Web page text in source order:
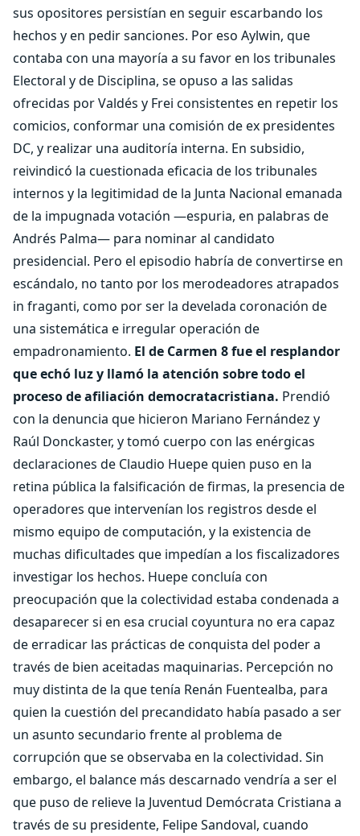
sus opositores persistían en seguir escarbando los
hechos y en pedir sanciones. Por eso Aylwin, que
contaba con una mayoría a su favor en los tribunales
Electoral y de Disciplina, se opuso a las salidas
ofrecidas por Valdés y Frei consistentes en repetir los
comicios, conformar una comisión de ex presidentes
DC, y realizar una auditoría interna. En subsidio,
reivindicó la cuestionada eficacia de los tribunales
internos y la legitimidad de la Junta Nacional emanada
de la impugnada votación —espuria, en palabras de
Andrés Palma— para nominar al candidato
presidencial. Pero el episodio habría de convertirse en
escándalo, no tanto por los merodeadores atrapados
in fraganti, como por ser la develada coronación de
una sistemática e irregular operación de
empadronamiento. El de Carmen 8 fue el resplandor
que echó luz y llamó la atención sobre todo el
proceso de afiliación democratacristiana. Prendió
con la denuncia que hicieron Mariano Fernández y
Raúl Donckaster, y tomó cuerpo con las enérgicas
declaraciones de Claudio Huepe quien puso en la
retina pública la falsificación de firmas, la presencia de
operadores que intervenían los registros desde el
mismo equipo de computación, y la existencia de
muchas dificultades que impedían a los fiscalizadores
investigar los hechos. Huepe concluía con
preocupación que la colectividad estaba condenada a
desaparecer si en esa crucial coyuntura no era capaz
de erradicar las prácticas de conquista del poder a
través de bien aceitadas maquinarias. Percepción no
muy distinta de la que tenía Renán Fuentealba, para
quien la cuestión del precandidato había pasado a ser
un asunto secundario frente al problema de
corrupción que se observaba en la colectividad. Sin
embargo, el balance más descarnado vendría a ser el
que puso de relieve la Juventud Demócrata Cristiana a
través de su presidente, Felipe Sandoval, cuando